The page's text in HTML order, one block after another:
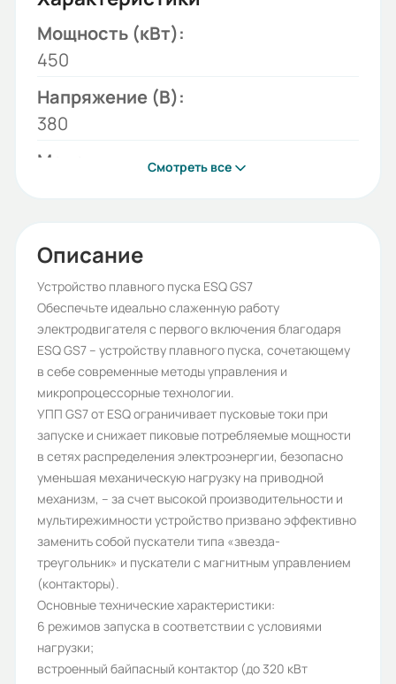
Мощность (кВт):
450
Напряжение (В):
380
Модель:
ESQ-GS7
Бренд:
ESQ
Номинальный ток (А):
900
Протокол связи ModBus:
Да
Напряжение:
380
Встроенный RS-485(ModBus):
Да
Номинальный выходной ток (А):
900
Гарантия, лет:
Смотреть все
Описание
Устройство плавного пуска ESQ GS7
Обеспечьте идеально слаженную работу
электродвигателя с первого включения благодаря
ESQ GS7 – устройству плавного пуска, сочетающему
в себе современные методы управления и
микропроцессорные технологии.
УПП GS7 от ESQ ограничивает пусковые токи при
запуске и снижает пиковые потребляемые мощности
в сетях распределения электроэнергии, безопасно
уменьшая механическую нагрузку на приводной
механизм, – за счет высокой производительности и
мультирежимности устройство призвано эффективно
заменить собой пускатели типа «звезда-
треугольник» и пускатели с магнитным управлением
(контакторы).
Основные технические характеристики:
6 режимов запуска в соответствии с условиями
нагрузки;
встроенный байпасный контактор (до 320 кВт